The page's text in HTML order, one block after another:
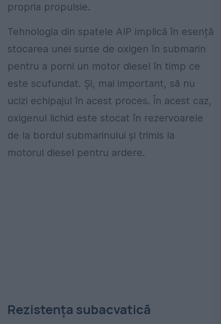
propria propulsie.
Tehnologia din spatele AIP implică în esență
stocarea unei surse de oxigen în submarin
pentru a porni un motor diesel în timp ce
este scufundat. Și, mai important, să nu
ucizi echipajul în acest proces. În acest caz,
oxigenul lichid este stocat în rezervoarele
de la bordul submarinului și trimis la
motorul diesel pentru ardere.
Rezistența subacvatică